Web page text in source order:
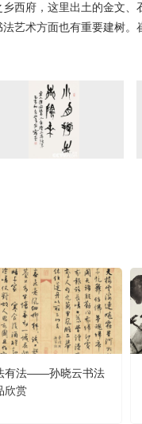
西府，这里出土的金文
艺术方面也有重要建树
有法——孙晓云书法
欣赏